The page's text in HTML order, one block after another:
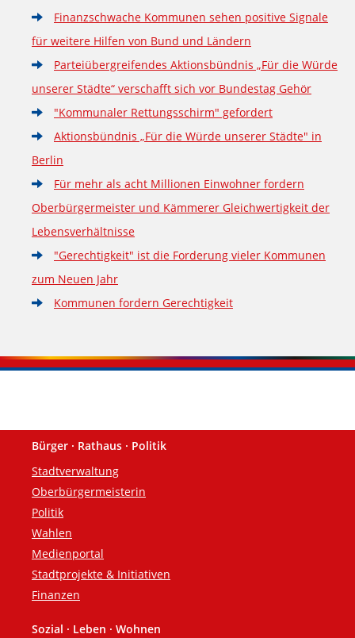
Finanzschwache Kommunen sehen positive Signale
für weitere Hilfen von Bund und Ländern
Parteiübergreifendes Aktionsbündnis „Für die Würde
unserer Städte“ verschafft sich vor Bundestag Gehör
"Kommunaler Rettungsschirm" gefordert
Aktionsbündnis „Für die Würde unserer Städte" in
Berlin
Für mehr als acht Millionen Einwohner fordern
Oberbürgermeister und Kämmerer Gleichwertigkeit der
Lebensverhältnisse
"Gerechtigkeit" ist die Forderung vieler Kommunen
zum Neuen Jahr
Kommunen fordern Gerechtigkeit
Fußzeile
Bürger · Rathaus · Politik
Stadtverwaltung
Oberbürgermeisterin
Politik
Wahlen
Medienportal
Stadtprojekte & Initiativen
Finanzen
Sozial · Leben · Wohnen